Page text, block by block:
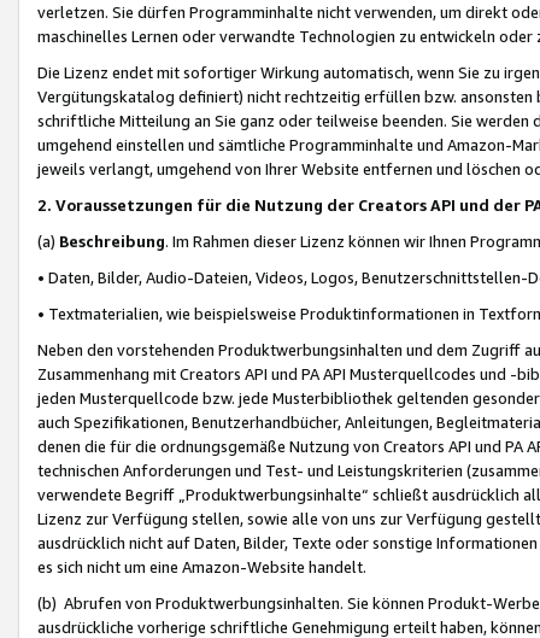
verletzen. Sie dürfen Programminhalte nicht verwenden, um direkt
maschinelles Lernen oder verwandte Technologien zu entwickeln
Die Lizenz endet mit sofortiger Wirkung automatisch, wenn Sie zu
Vergütungskatalog definiert) nicht rechtzeitig erfüllen bzw. ansonsten
schriftliche Mitteilung an Sie ganz oder teilweise beenden. Sie werden
umgehend einstellen und sämtliche Programminhalte und Amazon-
jeweils verlangt, umgehend von Ihrer Website entfernen und löschen
2. Voraussetzungen für die Nutzung der Creators API und der
(a) Beschreibung. Im Rahmen dieser Lizenz können wir Ihnen
• Daten, Bilder, Audio-Dateien, Videos, Logos, Benutzerschnittstellen-
• Textmaterialien, wie beispielsweise Produktinformationen in
Neben den vorstehenden Produktwerbungsinhalten und dem Zugriff
Zusammenhang mit Creators API und PA API Musterquellcodes und
jeden Musterquellcode bzw. jede Musterbibliothek geltenden
auch Spezifikationen, Benutzerhandbücher, Anleitungen,
denen die für die ordnungsgemäße Nutzung von Creators API und PA
technischen Anforderungen und Test- und Leistungskriterien
verwendete Begriff „Produktwerbungsinhalte“ schließt ausdrücklich
Lizenz zur Verfügung stellen, sowie alle von uns zur Verfügung
ausdrücklich nicht auf Daten, Bilder, Texte oder sonstige
es sich nicht um eine Amazon-Website handelt.
(b) Abrufen von Produktwerbungsinhalten. Sie können Produkt-
ausdrückliche vorherige schriftliche Genehmigung erteilt haben,